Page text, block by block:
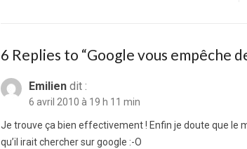
6 Replies to “Google vous empêche
Emilien dit :
6 avril 2010 à 19 h 11 min
Je trouve ça bien effectivement ! Enfin je doute que le
qu’il irait chercher sur google :-O